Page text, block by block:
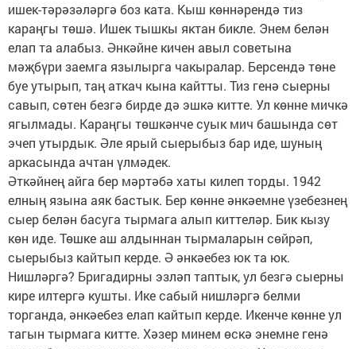
ишек-тәрәзәләргә боз ката. Кыш көннәрендә тиз
караңгы төшә. Ишек тышкы яктан бикле. Энем белән
елап та алабыз. Әнкәйне кичен авыл советына
мәҗбүри заемга язылырга чакыралар. Берсендә төне
буе утырып, таң аткач кына кайтты. Тиз генә сыерны
савып, сөтен безгә бирде дә эшкә китте. Ул көнне мичкә
ягылмады. Караңгы төшкәнче суык мич башында сөт
эчеп утырдык. Әле ярый сыерыбыз бар иде, шуның
аркасында ачтан үлмәдек.
Әткәйнең айга бер мәртәбә хаты килеп торды. 1942
елның язына аяк бастык. Бер көнне әнкәемне үзебезнең
сыер белән басуга тырмага алып киттеләр. Бик кызу
көн иде. Төшке аш алдыннан тырмаларын сөйрәп,
сыерыбыз кайтып керде. Ә әнкәебез юк та юк.
Нишләргә? Бригадирны эзләп таптык, ул безгә сыерны
кире илтергә кушты. Ике сабый нишләргә белми
торганда, әнкәебез елап кайтып керде. Икенче көнне ул
тагын тырмага китте. Хәзер минем өскә энемне генә